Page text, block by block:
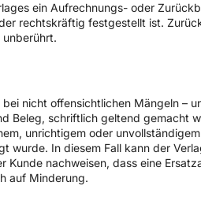
ein Aufrechnungs- oder
rechtskräftig festgestellt ist.
nicht offensichtlichen Mängeln –
Beleg, schriftlich geltend gemacht
unrichtigem oder
wurde. In diesem Fall kann der
Kunde nachweisen, dass eine
auf Minderung.